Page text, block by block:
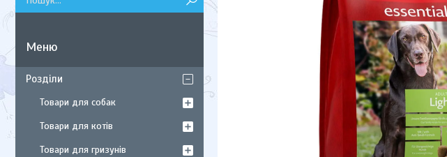
Розділи
Товари для собак
Товари для котів
Товари для гризунів